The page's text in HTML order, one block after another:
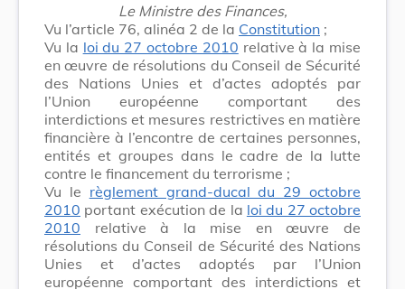
Le Ministre des Finances,
Vu l’article 76, alinéa 2 de la Constitution ;
Vu la loi du 27 octobre 2010 relative à la mise
en œuvre de résolutions du Conseil de Sécurité
des Nations Unies et d’actes adoptés par
l’Union européenne comportant des
interdictions et mesures restrictives en matière
financière à l’encontre de certaines personnes,
entités et groupes dans le cadre de la lutte
contre le financement du terrorisme ;
Vu le règlement grand-ducal du 29 octobre
2010 portant exécution de la loi du 27 octobre
2010 relative à la mise en œuvre de
résolutions du Conseil de Sécurité des Nations
Unies et d’actes adoptés par l’Union
européenne comportant des interdictions et